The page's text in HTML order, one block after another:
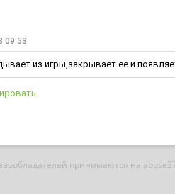
09:53
из игры,закрывает ее и
принимаются на